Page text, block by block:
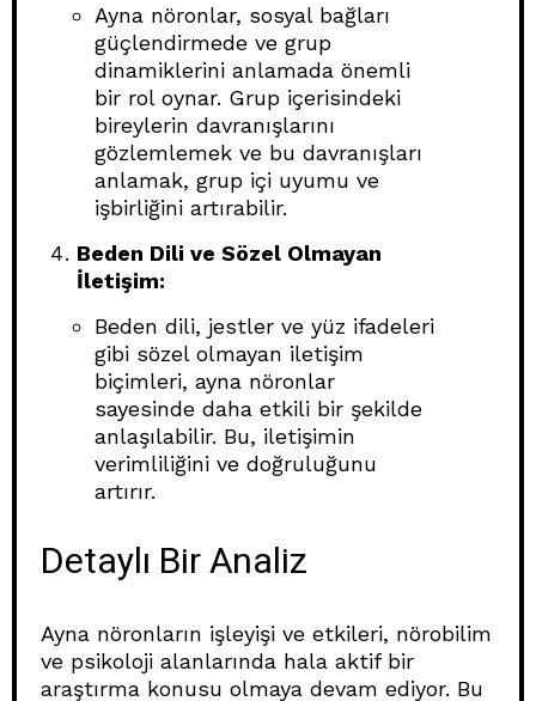
Ayna nöronlar, sosyal bağları
güçlendirmede ve grup
dinamiklerini anlamada önemli
bir rol oynar. Grup içerisindeki
bireylerin davranışlarını
gözlemlemek ve bu davranışları
anlamak, grup içi uyumu ve
işbirliğini artırabilir.
Beden Dili ve Sözel Olmayan
İletişim:
Beden dili, jestler ve yüz ifadeleri
gibi sözel olmayan iletişim
biçimleri, ayna nöronlar
sayesinde daha etkili bir şekilde
anlaşılabilir. Bu, iletişimin
verimliliğini ve doğruluğunu
artırır.
Detaylı Bir Analiz
Ayna nöronların işleyişi ve etkileri, nörobilim
ve psikoloji alanlarında hala aktif bir
araştırma konusu olmaya devam ediyor. Bu